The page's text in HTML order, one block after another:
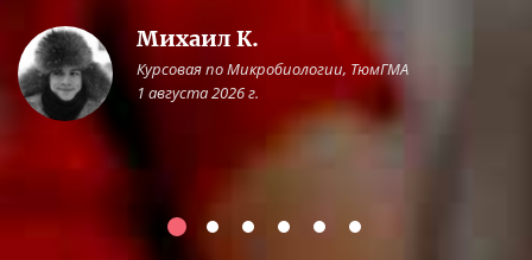
Михаил К.
Курсовая по Микробиологии, ТюмГМА
1 августа 2026 г.